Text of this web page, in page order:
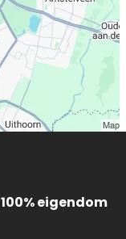
eigendom